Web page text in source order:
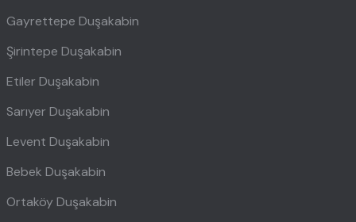
Gayrettepe Duşakabin
Şirintepe Duşakabin
Etiler Duşakabin
Sarıyer Duşakabin
Levent Duşakabin
Bebek Duşakabin
Ortaköy Duşakabin